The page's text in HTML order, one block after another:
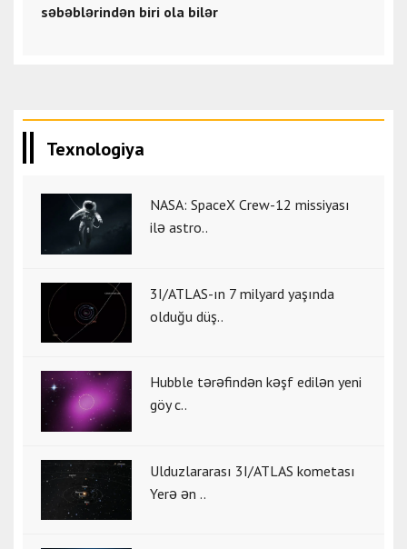
səbəblərindən biri ola bilər
Texnologiya
NASA: SpaceX Crew-12 missiyası
ilə astro..
3I/ATLAS-ın 7 milyard yaşında
olduğu düş..
Hubble tərəfindən kəşf edilən yeni
göy c..
Ulduzlararası 3I/ATLAS kometası
Yerə ən ..